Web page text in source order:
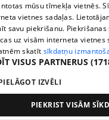
mūsu tīmekļa vietnēs.
vietnes sadaļas.
savu piekrišanu.
uz visām interneta
skatīt sīkdatņu
VISUS PARTNERUS
IZVĒLI
PIEKRIST VISĀM